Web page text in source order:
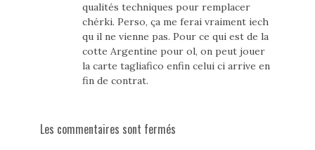
qualités techniques pour remplacer
chérki. Perso, ça me ferai vraiment iech
qu il ne vienne pas. Pour ce qui est de la
cotte Argentine pour ol, on peut jouer
la carte tagliafico enfin celui ci arrive en
fin de contrat.
Les commentaires sont fermés